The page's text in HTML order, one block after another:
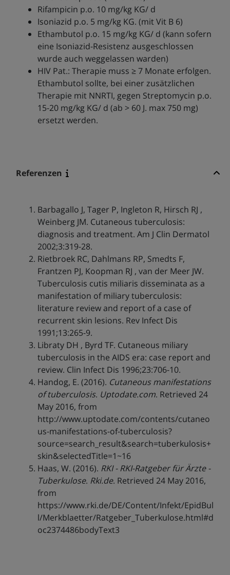
Rifampicin p.o. 10 mg/kg KG/ d
Isoniazid p.o. 5 mg/kg KG. (mit Vit B 6)
Ethambutol p.o. 15 mg/kg KG/ d (kann sofern
eine Isoniazid-Resistenz ausgeschlossen
wurde auch weggelassen warden)
HIV Pat.: Therapie muss ≥ 7 Monate erfolgen.
Ethambutol sollte, bei einer zusätzlichen
Therapie mit NNRTI, gegen Streptomycin p.o.
15-20 mg/kg KG/ d (ab > 60 J. max 750 mg)
ersetzt werden.
Referenzen
Barbagallo J, Tager P, Ingleton R, Hirsch RJ ,
Weinberg JM. Cutaneous tuberculosis:
diagnosis and treatment. Am J Clin Dermatol
2002;3:319-28.
Rietbroek RC, Dahlmans RP, Smedts F,
Frantzen PJ, Koopman RJ , van der Meer JW.
Tuberculosis cutis miliaris disseminata as a
manifestation of miliary tuberculosis:
literature review and report of a case of
recurrent skin lesions. Rev Infect Dis
1991;13:265-9.
Libraty DH , Byrd TF. Cutaneous miliary
tuberculosis in the AIDS era: case report and
review. Clin Infect Dis 1996;23:706-10.
Handog, E. (2016). Cutaneous manifestations
of tuberculosis. Uptodate.com. Retrieved 24
May 2016, from
http://www.uptodate.com/contents/cutaneo
us-manifestations-of-tuberculosis?
source=search_result&search=tuberkulosis+
skin&selectedTitle=1~16
Haas, W. (2016). RKI - RKI-Ratgeber für Ärzte -
Tuberkulose. Rki.de. Retrieved 24 May 2016,
from
https://www.rki.de/DE/Content/Infekt/EpidBul
l/Merkblaetter/Ratgeber_Tuberkulose.html#d
oc2374486bodyText3